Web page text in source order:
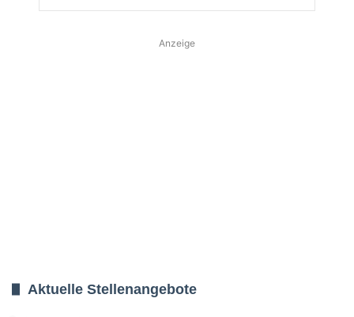
Anzeige
Aktuelle Stellenangebote